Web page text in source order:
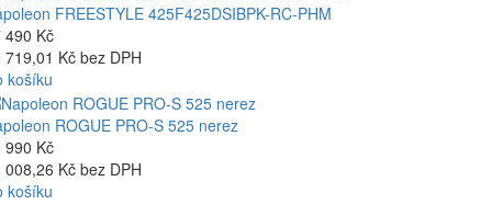
FREESTYLE 425F425DSIBPK-RC-PHM
490 Kč
719,01 Kč bez DPH
košíku
ROGUE PRO-S 525 nerez
990 Kč
008,26 Kč bez DPH
košíku